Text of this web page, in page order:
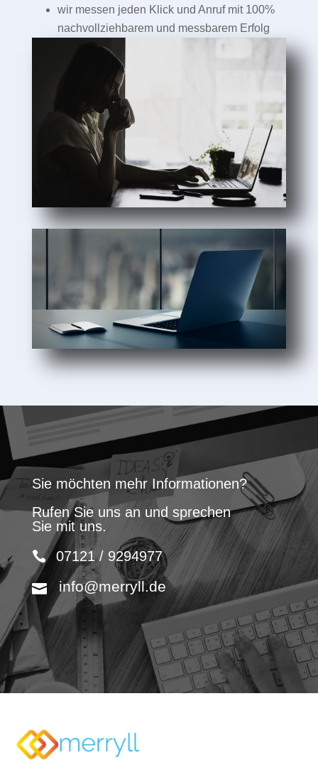
wir messen jeden Klick und Anruf mit 100%
nachvollziehbarem und messbarem Erfolg
Sie möchten mehr Informationen?
Rufen Sie uns an und sprechen
Sie mit uns.
07121 / 9294977
info@merryll.de